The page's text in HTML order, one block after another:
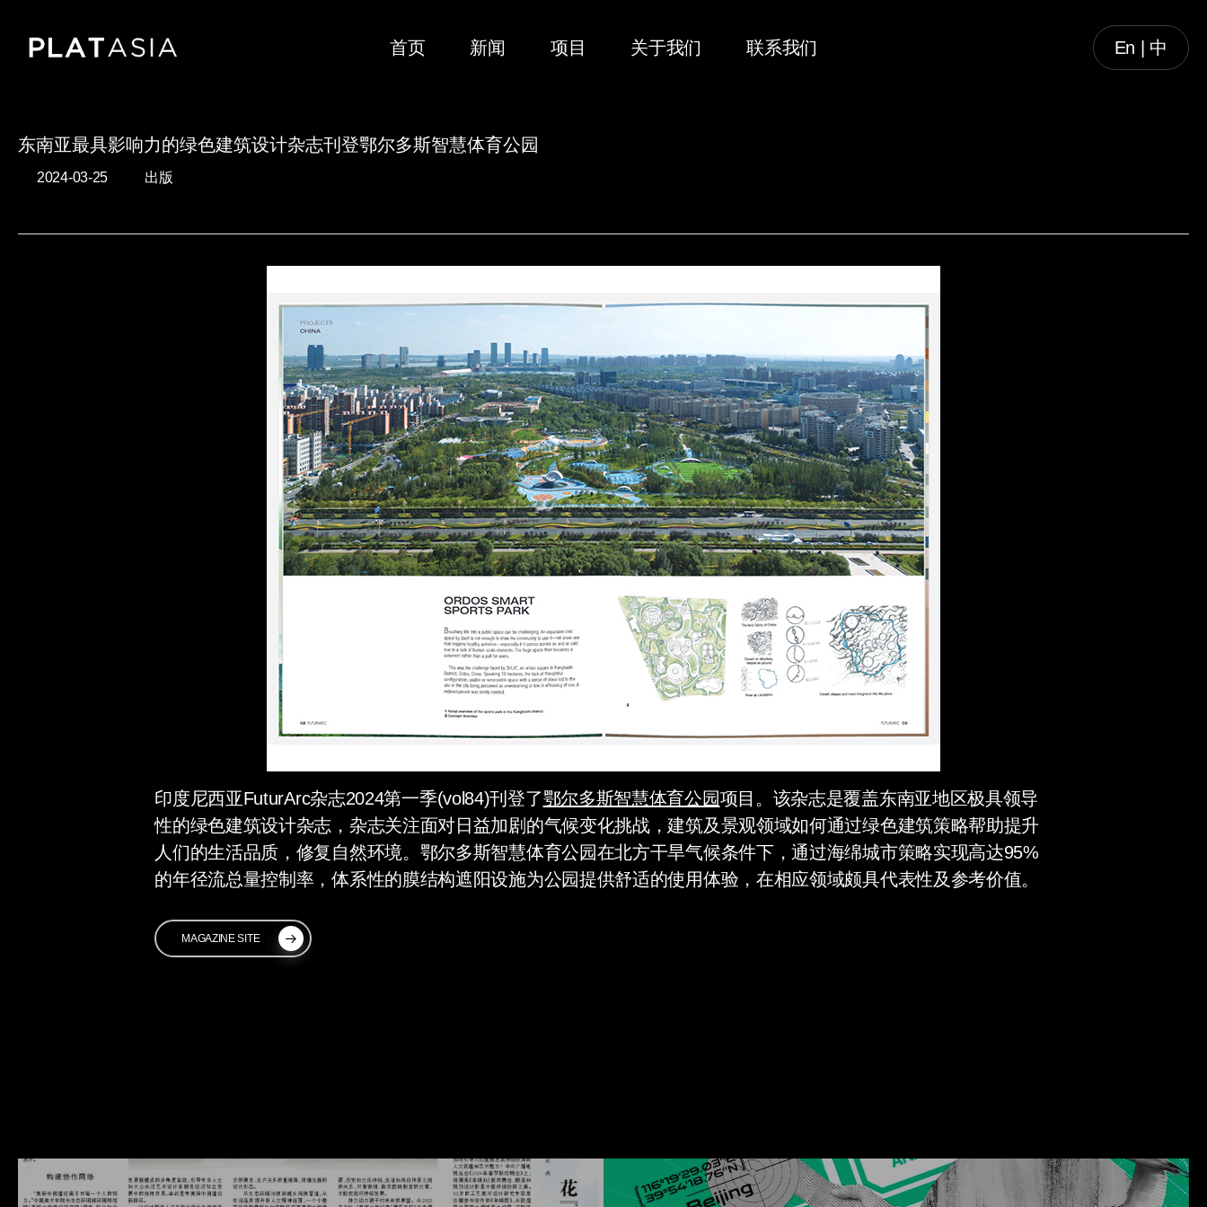
首页 新闻 项目 关于我们 联系我们 En | 中
东南亚最具影响力的绿色建筑设计杂志刊登鄂尔多斯智慧体育公园
2024-03-25 出版
印度尼西亚FuturArc杂志2024第一季(vol84)刊登了鄂尔多斯智慧体育公园项目。该杂志是覆盖东南亚地区极具领导
性的绿色建筑设计杂志，杂志关注面对日益加剧的气候变化挑战，建筑及景观领域如何通过绿色建筑策略帮助提升
人们的生活品质，修复自然环境。鄂尔多斯智慧体育公园在北方干旱气候条件下，通过海绵城市策略实现高达95%
的年径流总量控制率，体系性的膜结构遮阳设施为公园提供舒适的使用体验，在相应领域颇具代表性及参考价值。
MAGAZINE SITE